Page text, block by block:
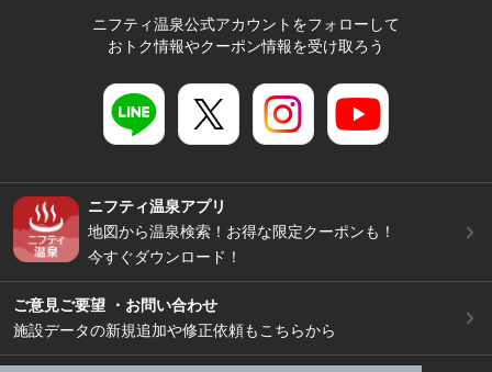
ニフティ温泉公式アカウントをフォローして
おトク情報やクーポン情報を受け取ろう
ニフティ温泉アプリ
地図から温泉検索！お得な限定クーポンも！
今すぐダウンロード！
ご意見ご要望 ・お問い合わせ
施設データの新規追加や修正依頼もこちらから